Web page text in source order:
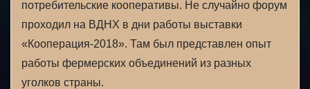
потребительские кооперативы. Не случайно форум
проходил на ВДНХ в дни работы выставки
«Кооперация-2018». Там был представлен опыт
работы фермерских объединений из разных
уголков страны.